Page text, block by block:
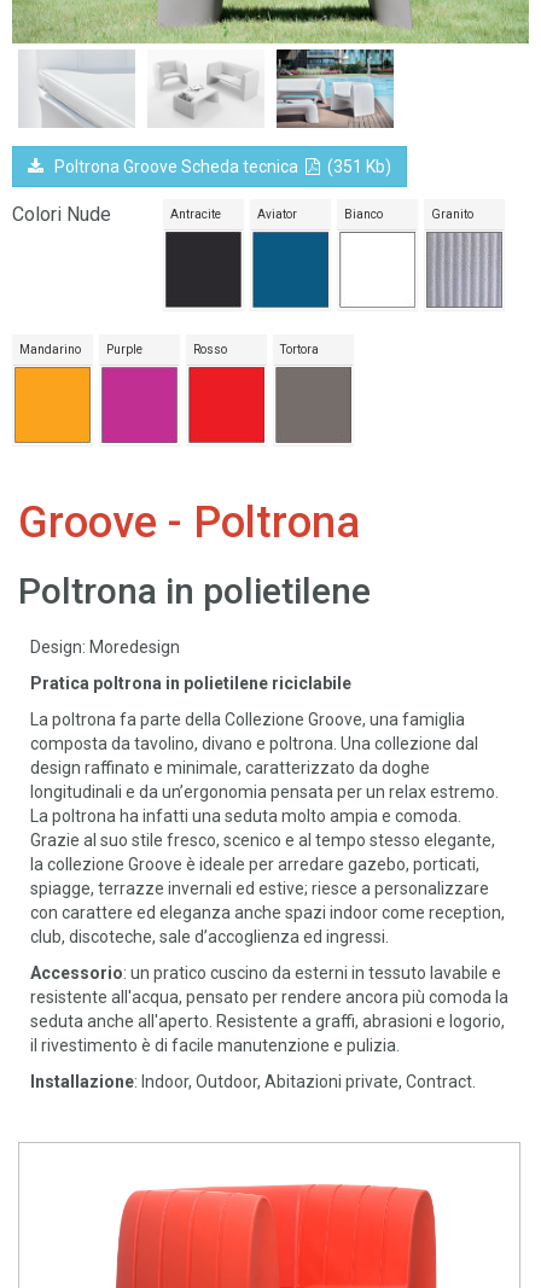
Poltrona Groove Scheda tecnica (351 Kb)
Colori Nude Antracite Aviator Bianco Granito
Mandarino Purple Rosso Tortora
Groove - Poltrona
Poltrona in polietilene
Design: Moredesign
Pratica poltrona in polietilene riciclabile
La poltrona fa parte della Collezione Groove, una famiglia
composta da tavolino, divano e poltrona. Una collezione dal
design raffinato e minimale, caratterizzato da doghe
longitudinali e da un’ergonomia pensata per un relax estremo.
La poltrona ha infatti una seduta molto ampia e comoda.
Grazie al suo stile fresco, scenico e al tempo stesso elegante,
la collezione Groove è ideale per arredare gazebo, porticati,
spiagge, terrazze invernali ed estive; riesce a personalizzare
con carattere ed eleganza anche spazi indoor come reception,
club, discoteche, sale d’accoglienza ed ingressi.
Accessorio: un pratico cuscino da esterni in tessuto lavabile e
resistente all'acqua, pensato per rendere ancora più comoda la
seduta anche all'aperto. Resistente a graffi, abrasioni e logorio,
il rivestimento è di facile manutenzione e pulizia.
Installazione: Indoor, Outdoor, Abitazioni private, Contract.